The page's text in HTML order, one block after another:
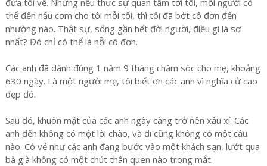
thể đến nấu cơm cho tôi mỗi tối, thì tôi đã bớt cô đơn đến
nhường nào. Thật sự, sống gần hết đời người, điều gì là sợ
nhất? Đó chỉ có thể là nỗi cô đơn.
Các anh đã dành đúng 1 năm 9 tháng chăm sóc cho mẹ, khoảng
630 ngày. Là một người mẹ, tôi biết ơn các anh vì nghĩa cử cao
đẹp đó.
Sau đó, khuôn mặt của các anh ngày càng trở nên xấu xí. Các
anh đến không có một lời chào, và đi cũng không có một câu
nào. Có vẻ như các anh đang bước vào một khách sạn, lướt qua
bà già không có một chút thân quen nào trong mắt.